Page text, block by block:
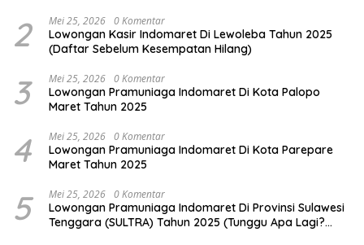
2 Mei 25, 2026 0 Komentar
Lowongan Kasir Indomaret Di Lewoleba Tahun 2025
(Daftar Sebelum Kesempatan Hilang)
3 Mei 25, 2026 0 Komentar
Lowongan Pramuniaga Indomaret Di Kota Palopo
Maret Tahun 2025
4 Mei 25, 2026 0 Komentar
Lowongan Pramuniaga Indomaret Di Kota Parepare
Maret Tahun 2025
5 Mei 25, 2026 0 Komentar
Lowongan Pramuniaga Indomaret Di Provinsi Sulawesi
Tenggara (SULTRA) Tahun 2025 (Tunggu Apa Lagi?